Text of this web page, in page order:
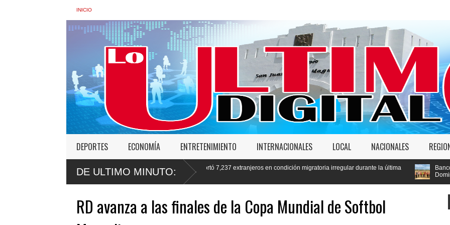
INICIO
DEPORTES ECONOMÍA ENTRETENIMIENTO INTERNACIONALES LOCAL NACIONALES
DE ULTIMO MINUTO:
Gobierno deportó 7,237 extranjeros en condición migratoria irregular durante la última
semana
Banco Popular constata
RD avanza a las finales de la Copa Mundial de Softbol